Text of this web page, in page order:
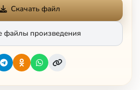
Скачать файл
файлы произведения